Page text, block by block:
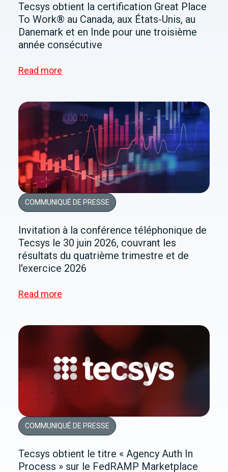
Tecsys obtient la certification Great Place
To Work® au Canada, aux États-Unis, au
Danemark et en Inde pour une troisième
année consécutive
Read more
COMMUNIQUÉ DE PRESSE
Invitation à la conférence téléphonique de
Tecsys le 30 juin 2026, couvrant les
résultats du quatrième trimestre et de
l'exercice 2026
Read more
COMMUNIQUÉ DE PRESSE
Tecsys obtient le titre « Agency Auth In
Process » sur le FedRAMP Marketplace